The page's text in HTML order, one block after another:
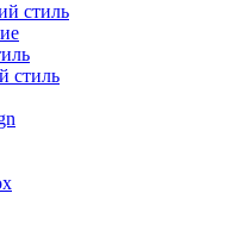
стиль
стиль